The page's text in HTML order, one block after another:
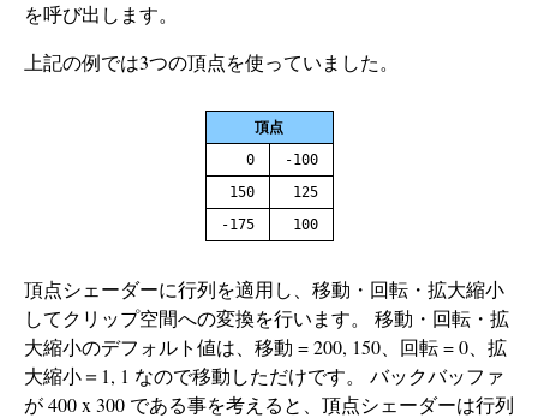
を呼び出します。
上記の例では3つの頂点を使っていました。
頂点
0
-100
150
125
-175
100
頂点シェーダーに行列を適用し、移動・回転・拡大縮小
してクリップ空間への変換を行います。 移動・回転・拡
大縮小のデフォルト値は、移動 = 200, 150、回転 = 0、拡
大縮小＝1, 1 なので移動しただけです。 バックバッファ
が 400 x 300 である事を考えると、頂点シェーダーは行列